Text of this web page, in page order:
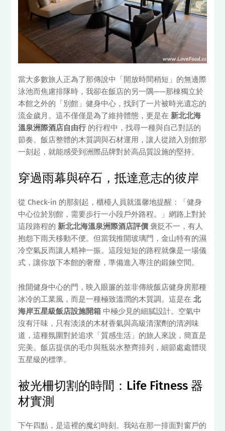
當大多數旅人正為了那傳說中「開放時間稍短」的無邊際
泳池而焦慮排隊時，我卻在飯店的另一隅——那棟獨立於
本館之外的「別館」健身中心，找到了一片被時光遺忘的
流金歲月。這不僅僅是為了維持體態，更是在 新北北海
溫泉洲際酒店自由行的行程中，找尋一種與自己對話的
節奏。飯店整體的木質調與石材運用，讓人從踏入別館那
一刻起，就能感受到洲際品牌對於高品質設施的堅持。
穿過雨幕與碎石，抵達意志的彼岸
從 Check-in 的那刻起，櫃檯人員就溫馨地提醒：「健身
中心位於別館，需要步行一小段戶外路程。」網路上對於
這段路程的 新北北海溫泉洲際酒店評價 褒貶不一，有人
抱怨下雨天移動不便。但當我推開玻璃門，金山特有的濕
冷空氣反而讓人精神一振。這段短短的路程就像是一場儀
式，讓你放下本館的奢靡，準備進入專注的鍛鍊空間。
推開健身中心的門，映入眼簾的並非傳統飯店健身房那種
冰冷的工業風，而是一種極致溫潤的木質調。這是在 北
海岸五星級飯店設施開箱 中極少見的細膩設計。空氣中
沒有汗味，只有淡淡的木材香氣與高級清潔劑的清冽味
道，這種氛圍對於追求「質感生活」的旅人來說，簡直是
完美。飯店提供的毛巾與瓶裝水整齊排列，細節處處體現
五星級的標準。
被光柵切割的時間：Life Fitness 器
材實測
下午四點，是這裡的魔幻時刻。我站在那一排面對窗戶的